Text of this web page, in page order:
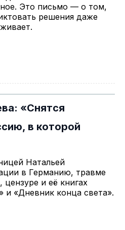
Это письмо — о том,
решения даже
«Снятся
в которой
Натальей
в Германию, травме
и её книгах
и «Дневник конца света».